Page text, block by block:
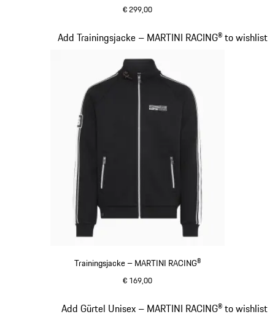
€ 299,00
Trainingsjacke – MARTINI RACING®
€ 169,00
Add Trainingsjacke – MARTINI RACING® to wishlist
Slide 11 von 20
Add Gürtel Unisex – MARTINI RACING® to wishlist
Slide 12 von 20